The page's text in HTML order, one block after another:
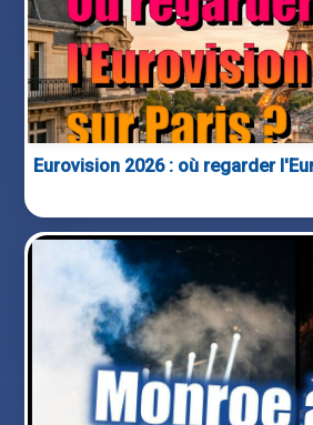
Eurovision 2026 : où regarder